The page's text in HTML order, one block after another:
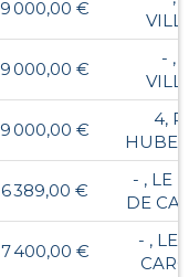
9 000,00 €
9 000,00 €
- ,
9 000,00 €
4,
6 389,00 €
- , LE
DE
7 400,00 €
- , LE